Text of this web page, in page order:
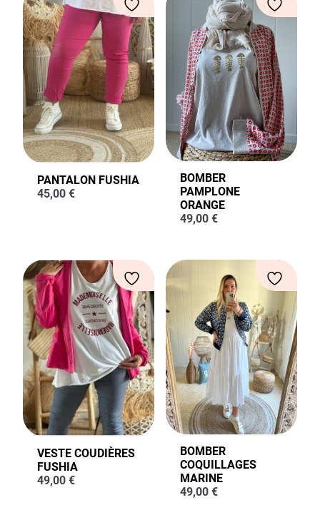
PANTALON FUSHIA
45,00 €
BOMBER
PAMPLONE
ORANGE
49,00 €
VESTE COUDIÈRES
FUSHIA
49,00 €
BOMBER
COQUILLAGES
MARINE
49,00 €